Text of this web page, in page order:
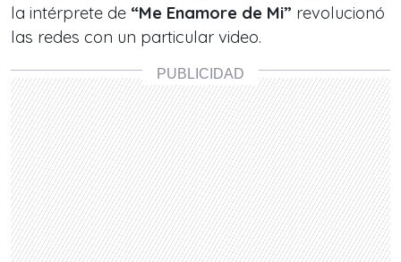
la intérprete de “Me Enamore de Mi” revolucionó
las redes con un particular video.